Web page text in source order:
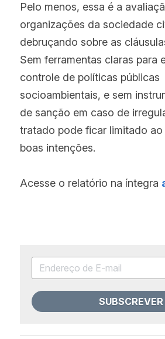
Pelo menos, essa é a
organizações da sociedade
debruçando sobre as
Sem ferramentas claras para
controle de políticas públicas
socioambientais, e sem
de sanção em caso de
tratado pode ficar limitado ao
boas intenções.
Acesse o relatório na íntegra
SUBSCREVER